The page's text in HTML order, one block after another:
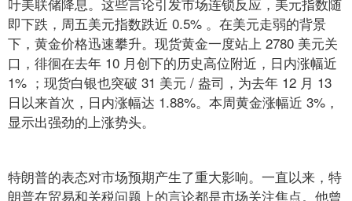
即下跌，周五美元指数跌近 0.5% 。在美元走弱的背景
下，黄金价格迅速攀升。现货黄金一度站上 2780 美元关
口，徘徊在去年 10 月创下的历史高位附近，日内涨幅近
1% ；现货白银也突破 31 美元 / 盎司，为去年 12 月 13
日以来首次，日内涨幅达 1.88%。本周黄金涨幅近 3%，
显示出强劲的上涨势头。
特朗普的表态对市场预期产生了重大影响。一直以来，特
朗普在贸易和关税问题上的言论都是市场关注焦点。他曾